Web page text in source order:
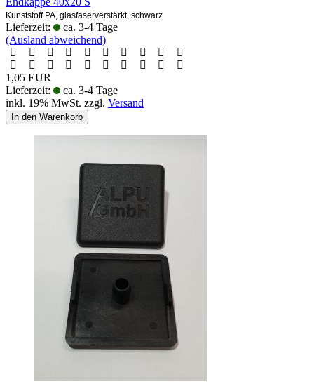
Kunststoff PA, glasfaserverstärkt, schwarz
Lieferzeit:
ca. 3-4 Tage
(Ausland abweichend)
1,05 EUR
Lieferzeit:
ca. 3-4 Tage
inkl. 19% MwSt. zzgl. Versand
In den Warenkorb